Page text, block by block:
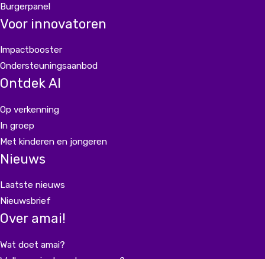
Burgerpanel
Voor innovatoren
Impactbooster
Ondersteuningsaanbod
Ontdek AI
Op verkenning
In groep
Met kinderen en jongeren
Nieuws
Laatste nieuws
Nieuwsbrief
Over amai!
Wat doet amai?